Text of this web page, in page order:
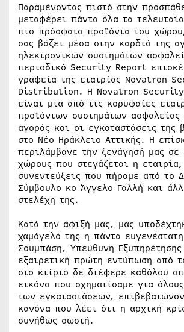
Παραμένοντας πιστό στην
μεταφέρει πάντα όλα τα
πιο πρόσφατα προϊόντα του
σας βάζει μέσα στην καρδιά της
ηλεκτρονικών συστημάτων
περιοδικό Security Report
γραφεία της εταιρίας Novatron
Distribution. Η Novatron
είναι μια από τις κορυφαίες
προϊόντων συστημάτων ασφαλείας
αγοράς και οι εγκαταστάσεις της
στο Νέο Ηράκλειο Αττικής. Η
περιλάμβανε την ξενάγησή μας σε
χώρους που στεγάζεται η
συνεντεύξεις που πήραμε από το
Σύμβουλο κο Άγγελο Γαλλή και
στελέχη της.
Κατά την άφιξή μας, μας
χαμόγελό της η πάντα
Σουμπάση, Υπεύθυνη
εξαιρετική πρώτη εντύπωση από
στο κτίριο δε διέφερε καθόλου
εικόνα που σχηματίσαμε για
των εγκαταστάσεων,
κανόνα που λέει ότι η αρχική
συνήθως σωστή.